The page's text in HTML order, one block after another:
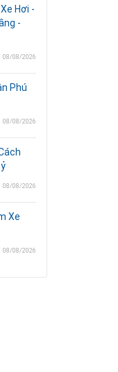
Hơi -
-
08/08/2026
Phú
08/08/2026
08/08/2026
Xe
08/08/2026